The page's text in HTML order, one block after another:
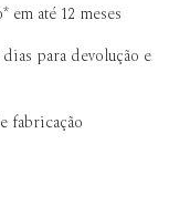
até 12 meses
para devolução e
fabricação